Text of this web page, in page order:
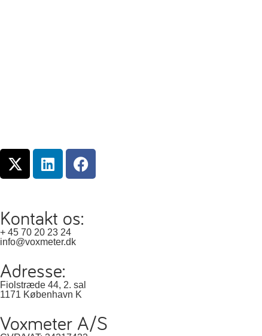
Kontakt os:
+ 45 70 20 23 24
info@voxmeter.dk
Adresse:
Fiolstræde 44, 2. sal
1171 København K
Voxmeter A/S